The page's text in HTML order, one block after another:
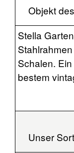
Objekt
Stella
Schalen.
bestem
Unser